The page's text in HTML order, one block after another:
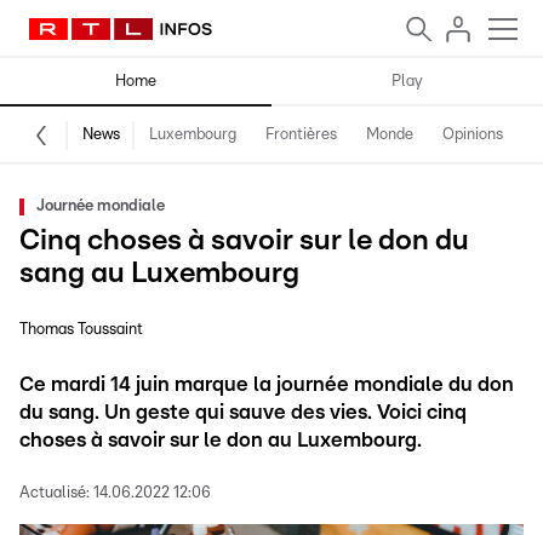
Home Play
News Luxembourg Frontières Monde Opinions
Journée mondiale
Cinq choses à savoir sur le don du
sang au Luxembourg
Thomas Toussaint
Ce mardi 14 juin marque la journée mondiale du don
du sang. Un geste qui sauve des vies. Voici cinq
choses à savoir sur le don au Luxembourg.
Actualisé: 14.06.2022 12:06